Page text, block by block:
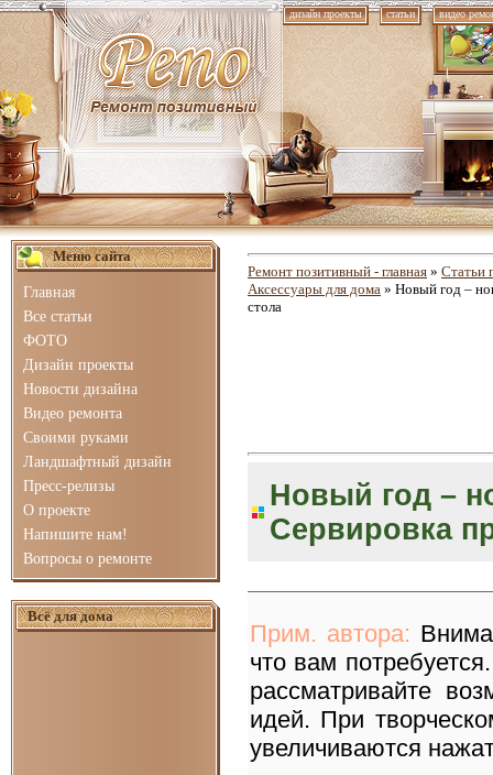
дизайн проекты статьи видео
Меню сайта
Главная
Все статьи
ФОТО
Дизайн проекты
Новости дизайна
Видео ремонта
Своими руками
Ландшафтный дизайн
Пресс-релизы
О проекте
Напишите нам!
Вопросы о ремонте
Всё для дома
Ремонт позитивный - главная » Статьи
Аксессуары для дома » Новый год –
стола
Новый год –
Сервировка
Прим. автора:
что вам
рассматривайте
идей. При
увеличиваются